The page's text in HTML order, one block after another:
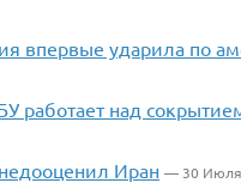
впервые ударила по
работает над
Иран — 30 Июля